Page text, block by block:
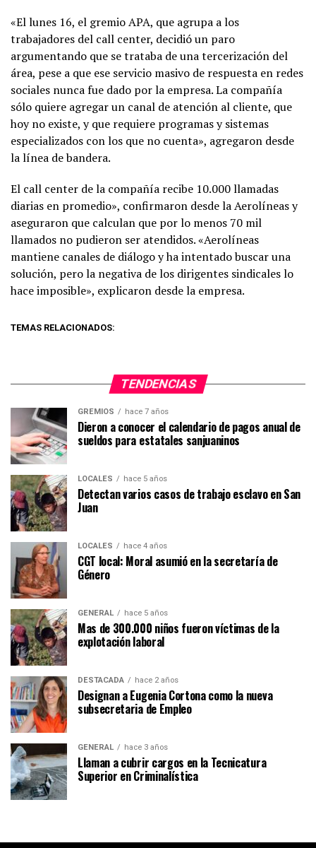
«El lunes 16, el gremio APA, que agrupa a los
trabajadores del call center, decidió un paro
argumentando que se trataba de una tercerización del
área, pese a que ese servicio masivo de respuesta en redes
sociales nunca fue dado por la empresa. La compañía
sólo quiere agregar un canal de atención al cliente, que
hoy no existe, y que requiere programas y sistemas
especializados con los que no cuenta», agregaron desde
la línea de bandera.
El call center de la compañía recibe 10.000 llamadas
diarias en promedio», confirmaron desde la Aerolíneas y
aseguraron que calculan que por lo menos 70 mil
llamados no pudieron ser atendidos. «Aerolíneas
mantiene canales de diálogo y ha intentado buscar una
solución, pero la negativa de los dirigentes sindicales lo
hace imposible», explicaron desde la empresa.
TEMAS RELACIONADOS:
TENDENCIAS
GREMIOS hace 7 años
Dieron a conocer el calendario de pagos anual de
sueldos para estatales sanjuaninos
LOCALES hace 5 años
Detectan varios casos de trabajo esclavo en San
Juan
LOCALES hace 4 años
CGT local: Moral asumió en la secretaría de
Género
GENERAL hace 5 años
Mas de 300.000 niños fueron víctimas de la
explotación laboral
DESTACADA hace 2 años
Designan a Eugenia Cortona como la nueva
subsecretaria de Empleo
GENERAL hace 3 años
Llaman a cubrir cargos en la Tecnicatura
Superior en Criminalística